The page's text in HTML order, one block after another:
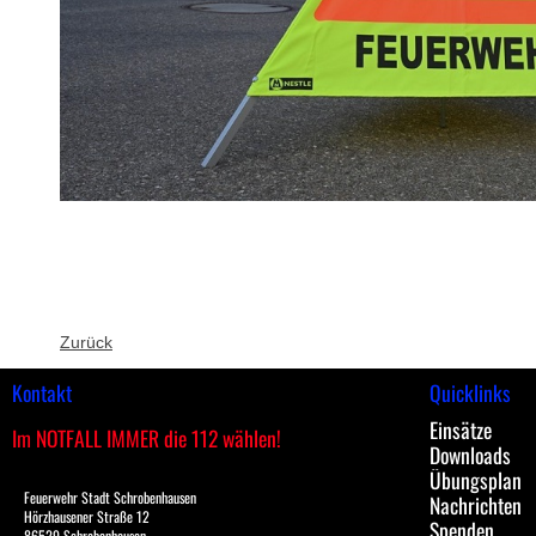
Zurück
Kontakt
Im NOTFALL IMMER die 112 wählen!
Feuerwehr Stadt Schrobenhausen
Hörzhausener Straße 12
Quicklinks
Einsätze
Downloads
Übungsplan
Nachrichten